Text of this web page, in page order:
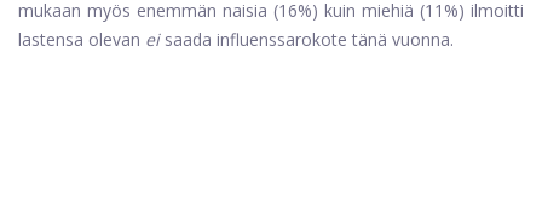
mukaan myös enemmän naisia ​​(16%) kuin miehiä (11%) ilmoitti
lastensa olevan ei saada influenssarokote tänä vuonna.